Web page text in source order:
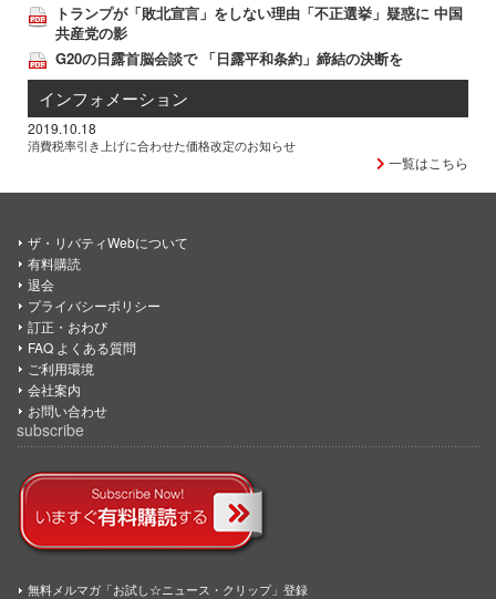
トランプが「敗北宣言」をしない理由「不正選挙」疑惑に 中国
共産党の影
G20の日露首脳会談で 「日露平和条約」締結の決断を
インフォメーション
2019.10.18
消費税率引き上げに合わせた価格改定のお知らせ
一覧はこちら
ザ・リバティWebについて
有料購読
退会
プライバシーポリシー
訂正・おわび
FAQ よくある質問
ご利用環境
会社案内
お問い合わせ
subscribe
無料メルマガ「お試し☆ニュース・クリップ」登録